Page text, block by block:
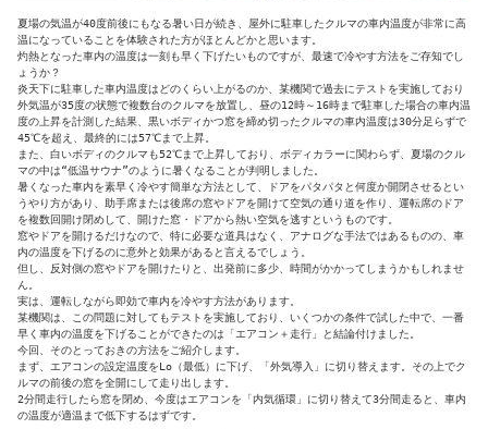
夏場の気温が40度前後にもなる暑い日が続き、屋外に駐車したクルマの車内温度が非常に高
温になっていることを体験された方がほとんどかと思います。
灼熱となった車内の温度は一刻も早く下げたいものですが、最速で冷やす方法をご存知でし
ょうか？
炎天下に駐車した車内温度はどのくらい上がるのか、某機関で過去にテストを実施しており
外気温が35度の状態で複数台のクルマを放置し、昼の12時～16時まで駐車した場合の車内温
度の上昇を計測した結果、黒いボディかつ窓を締め切ったクルマの車内温度は30分足らずで
45℃を超え、最終的には57℃まで上昇。
また、白いボディのクルマも52℃まで上昇しており、ボディカラーに関わらず、夏場のクル
マの中は“低温サウナ”のように暑くなることが判明しました。
暑くなった車内を素早く冷やす簡単な方法として、ドアをパタパタと何度か開閉させるとい
うやり方があり、助手席または後席の窓やドアを開けて空気の通り道を作り、運転席のドア
を複数回開け閉めして、開けた窓・ドアから熱い空気を逃すというものです。
窓やドアを開けるだけなので、特に必要な道具はなく、アナログな手法ではあるものの、車
内の温度を下げるのに意外と効果があると言えるでしょう。
但し、反対側の窓やドアを開けたりと、出発前に多少、時間がかかってしまうかもしれませ
ん。
実は、運転しながら即効で車内を冷やす方法があります。
某機関は、この問題に対してもテストを実施しており、いくつかの条件で試した中で、一番
早く車内の温度を下げることができたのは「エアコン＋走行」と結論付けました。
今回、そのとっておきの方法をご紹介します。
まず、エアコンの設定温度をLo（最低）に下げ、「外気導入」に切り替えます。その上でク
ルマの前後の窓を全開にして走り出します。
2分間走行したら窓を閉め、今度はエアコンを「内気循環」に切り替えて3分間走ると、車内
の温度が適温まで低下するはずです。